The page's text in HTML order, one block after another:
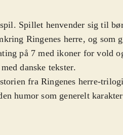
Spillet henvender sig til
Ringenes herre, og som
på 7 med ikoner for vold
danske tekster.
fra Ringenes herre-
humor som generelt
med mørkets